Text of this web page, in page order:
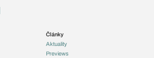
Články
Aktuality
Previews